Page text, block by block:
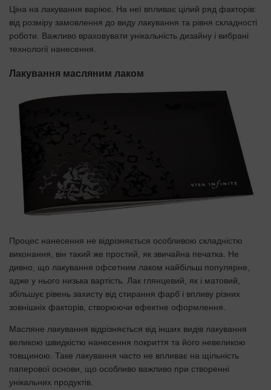
Ціна на лакування варіює. На неї впливає цілий ряд факторів:
від розміру замовлення до виду лакування та рівня складності
роботи. Важливо враховувати унікальність дизайну і вибрані
технології нанесення.
Лакування масляним лаком
Процес нанесення не відрізняється особливою складністю
виконання, він такий же простий, як звичайна печатка. Не
дивно, що лакування офсетним лаком найбільш популярне,
адже у нього низька вартість. Лак глянцевий, як і матовий,
збільшує рівень захисту від стирання фарб і впливу різних
зовнішніх факторів, створюючи ефектне оформлення.
Масляне лакування відрізняється від інших видів лакування
великою швидкістю нанесення покриття та його невеликою
товщиною. Таке лакування часто не впливає на щільність
паперової основи, що особливо важливо при створенні
унікальних продуктів.